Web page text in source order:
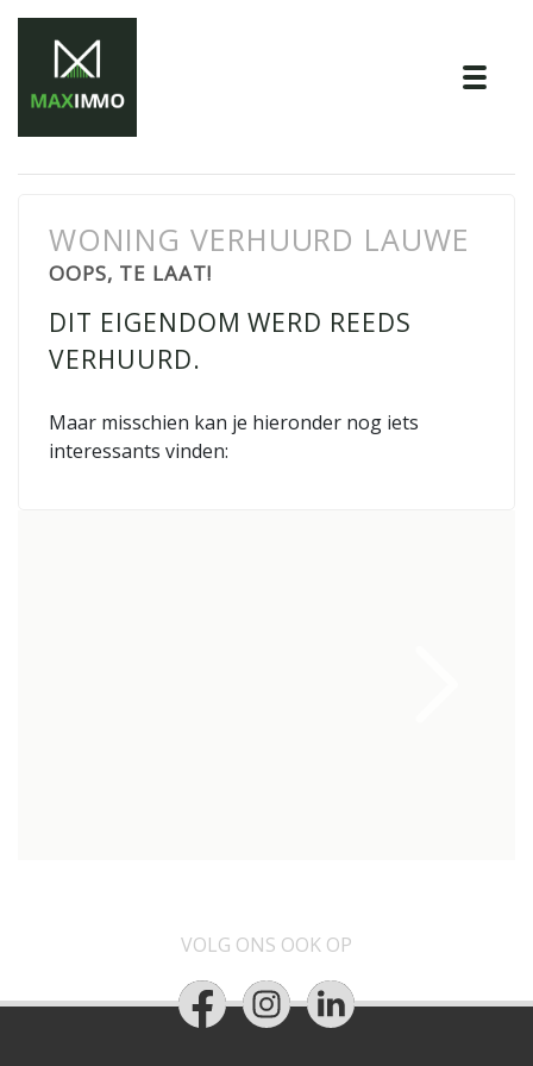
WONING VERHUURD LAUWE
OOPS, TE LAAT!
DIT EIGENDOM WERD REEDS
VERHUURD.
Maar misschien kan je hieronder nog iets
interessants vinden:
VOLG ONS OOK OP